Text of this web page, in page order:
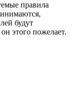
правила
будут
этого пожелает.